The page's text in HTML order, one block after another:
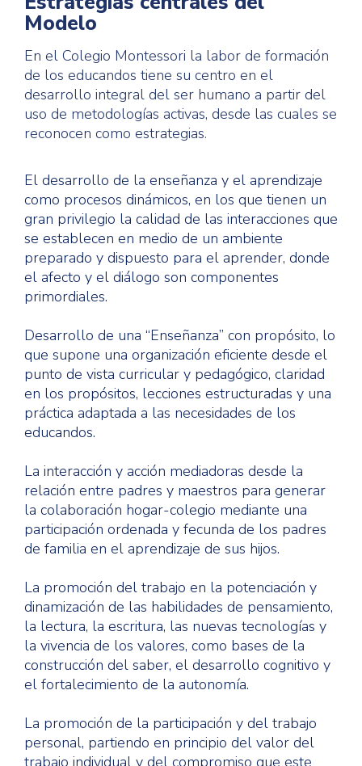
Modelo
En el Colegio Montessori la labor de formación
de los educandos tiene su centro en el
desarrollo integral del ser humano a partir del
uso de metodologías activas, desde las cuales se
reconocen como estrategias.
El desarrollo de la enseñanza y el aprendizaje
como procesos dinámicos, en los que tienen un
gran privilegio la calidad de las interacciones que
se establecen en medio de un ambiente
preparado y dispuesto para el aprender, donde
el afecto y el diálogo son componentes
primordiales.
Desarrollo de una “Enseñanza” con propósito, lo
que supone una organización eficiente desde el
punto de vista curricular y pedagógico, claridad
en los propósitos, lecciones estructuradas y una
práctica adaptada a las necesidades de los
educandos.
La interacción y acción mediadoras desde la
relación entre padres y maestros para generar
la colaboración hogar-colegio mediante una
participación ordenada y fecunda de los padres
de familia en el aprendizaje de sus hijos.
La promoción del trabajo en la potenciación y
dinamización de las habilidades de pensamiento,
la lectura, la escritura, las nuevas tecnologías y
la vivencia de los valores, como bases de la
construcción del saber, el desarrollo cognitivo y
el fortalecimiento de la autonomía.
La promoción de la participación y del trabajo
personal, partiendo en principio del valor del
trabajo individual y del compromiso que este